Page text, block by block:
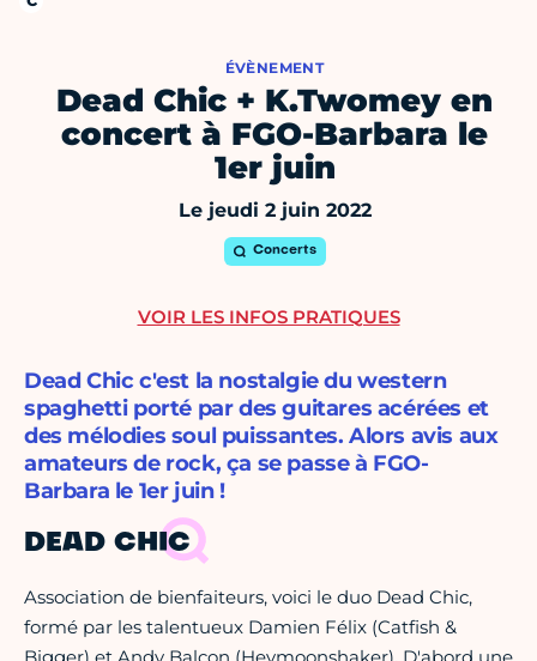
ÉVÈNEMENT
Dead Chic + K.Twomey en
concert à FGO-Barbara le
1er juin
Le jeudi 2 juin 2022
Concerts
Dead Chic c'est la nostalgie du western
spaghetti porté par des guitares acérées et
des mélodies soul puissantes. Alors avis aux
amateurs de rock, ça se passe à FGO-
Barbara le 1er juin !
DEAD CHIC
Association de bienfaiteurs, voici le duo Dead Chic,
formé par les talentueux Damien Félix (Catfish &
VOIR LES INFOS PRATIQUES